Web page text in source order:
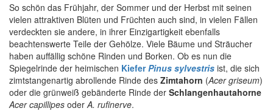
So schön das Frühjahr, der Sommer und der Herbst mit seinen
vielen attraktiven Blüten und Früchten auch sind, in vielen Fällen
verdeckten sie andere, in ihrer Einzigartigkeit ebenfalls
beachtenswerte Teile der Gehölze. Viele Bäume und Sträucher
haben auffällig schöne Rinden und Borken. Ob es nun die
Spiegelrinde der heimischen KieferPinus sylvestris ist, die sich
zimtstangenartig abrollende Rinde des Zimtahorn (Acer griseum)
oder die grünweiß gebänderte Rinde der Schlangenhautahorne
Acer capillipes oder A. rufinerve.